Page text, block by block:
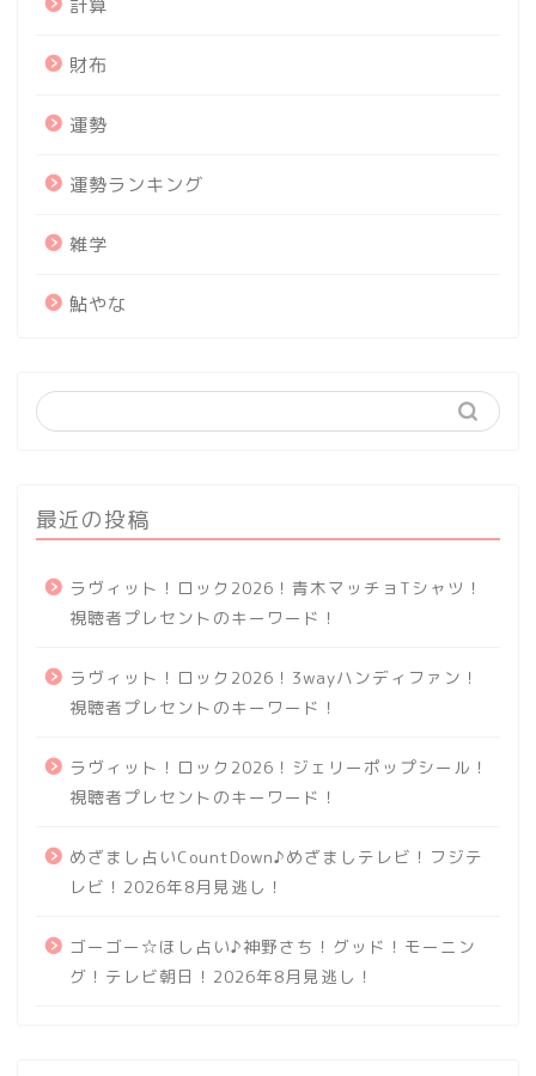
計算
財布
運勢
運勢ランキング
雑学
鮎やな
最近の投稿
ラヴィット！ロック2026！青木マッチョTシャツ！
視聴者プレセントのキーワード！
ラヴィット！ロック2026！3wayハンディファン！
視聴者プレセントのキーワード！
ラヴィット！ロック2026！ジェリーポップシール！
視聴者プレセントのキーワード！
めざまし占いCountDown♪めざましテレビ！フジテ
レビ！2026年8月見逃し！
ゴーゴー☆ほし占い♪神野さち！グッド！モーニン
グ！テレビ朝日！2026年8月見逃し！